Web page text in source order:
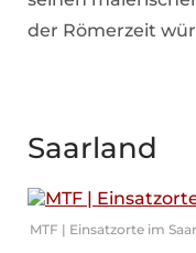
der Römerzeit
Saarland
MTF | Einsatzorte im